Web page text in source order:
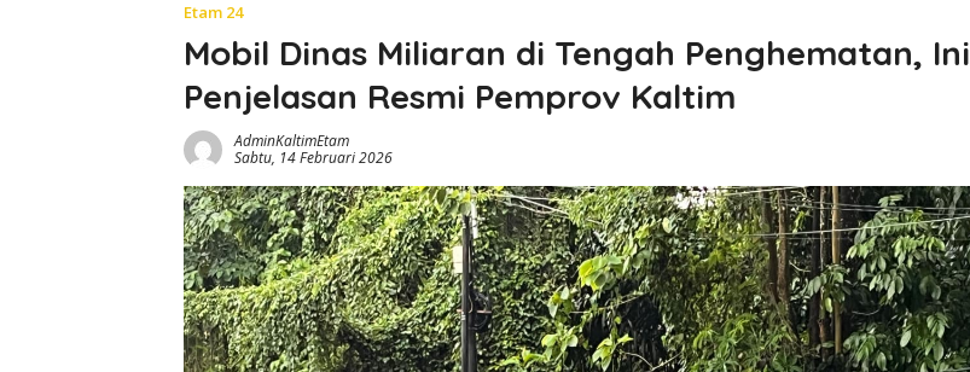
Etam 24
Mobil Dinas Miliaran di Tengah Penghematan, Ini
Penjelasan Resmi Pemprov Kaltim
AdminKaltimEtam
Sabtu, 14 Februari 2026